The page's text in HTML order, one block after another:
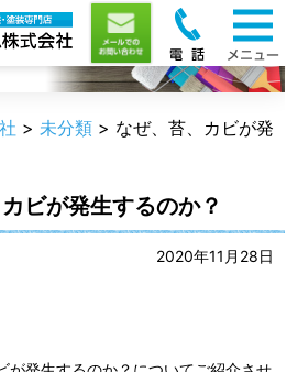
く
> 未分類 > なぜ、苔、カビが発
ビが発生するのか？
2020年11月28日